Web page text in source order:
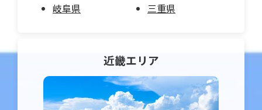
岐阜県
三重県
近畿エリア